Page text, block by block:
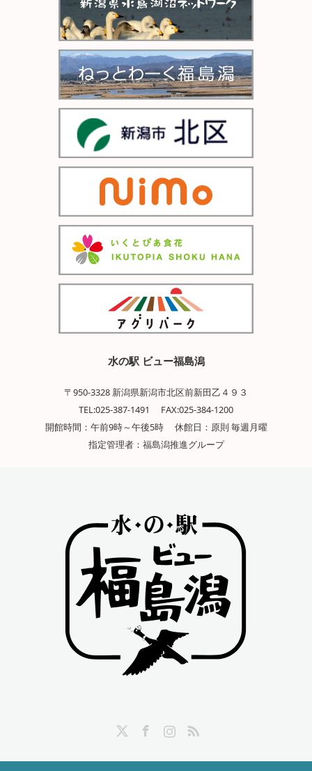
水の駅 ビュー福島潟
〒950-3328 新潟県新潟市北区前新田乙４９３
TEL:025-387-1491 FAX:025-384-1200
開館時間：午前9時～午後5時 休館日：原則 毎週月曜
指定管理者：福島潟推進グループ
InstagramRSS